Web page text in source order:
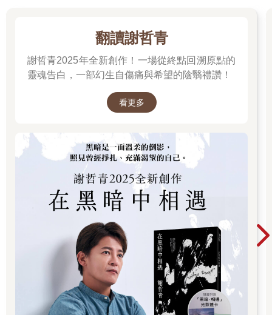
翻讀謝哲青
謝哲青2025年全新創作！一場從終點回溯原點的
靈魂告白，一部幻生自傷痛與希望的陰翳禮讚！
看更多